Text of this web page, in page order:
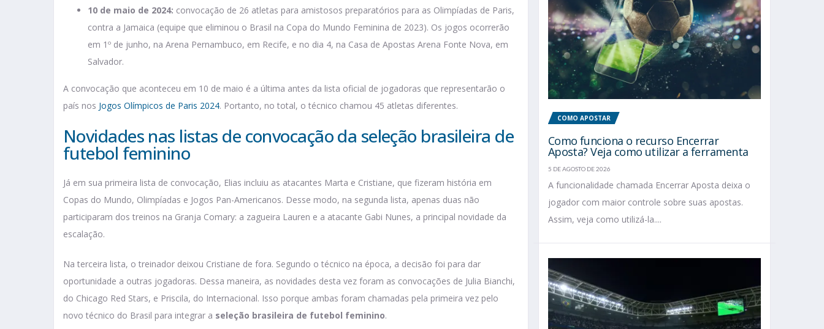
10 de maio de 2024: convocação de 26 atletas para amistosos preparatórios para as Olimpíadas de Paris,
contra a Jamaica (equipe que eliminou o Brasil na Copa do Mundo Feminina de 2023). Os jogos ocorrerão
em 1º de junho, na Arena Pernambuco, em Recife, e no dia 4, na Casa de Apostas Arena Fonte Nova, em
Salvador.
A convocação que aconteceu em 10 de maio é a última antes da lista oficial de jogadoras que representarão o
país nos Jogos Olímpicos de Paris 2024. Portanto, no total, o técnico chamou 45 atletas diferentes.
Novidades nas listas de convocação da seleção brasileira de
futebol feminino
Já em sua primeira lista de convocação, Elias incluiu as atacantes Marta e Cristiane, que fizeram história em
Copas do Mundo, Olimpíadas e Jogos Pan-Americanos. Desse modo, na segunda lista, apenas duas não
participaram dos treinos na Granja Comary: a zagueira Lauren e a atacante Gabi Nunes, a principal novidade da
escalação.
Na terceira lista, o treinador deixou Cristiane de fora. Segundo o técnico na época, a decisão foi para dar
oportunidade a outras jogadoras. Dessa maneira, as novidades desta vez foram as convocações de Julia Bianchi,
do Chicago Red Stars, e Priscila, do Internacional. Isso porque ambas foram chamadas pela primeira vez pelo
novo técnico do Brasil para integrar a seleção brasileira de futebol feminino.
COMO APOSTAR
Como funciona o recurso Encerrar
Aposta? Veja como utilizar a ferramenta
5 DE AGOSTO DE 2026
A funcionalidade chamada Encerrar Aposta deixa o
jogador com maior controle sobre suas apostas.
Assim, veja como utilizá-la....